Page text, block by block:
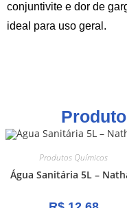
conjuntivite e dor de
ideal para uso geral.
Produtos Químicos
Água Sanitária 5L –